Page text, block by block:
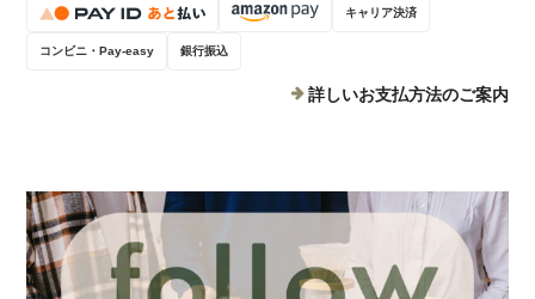
キャリア決済
コンビニ・Pay-easy 銀行振込
詳しいお支払方法のご案内